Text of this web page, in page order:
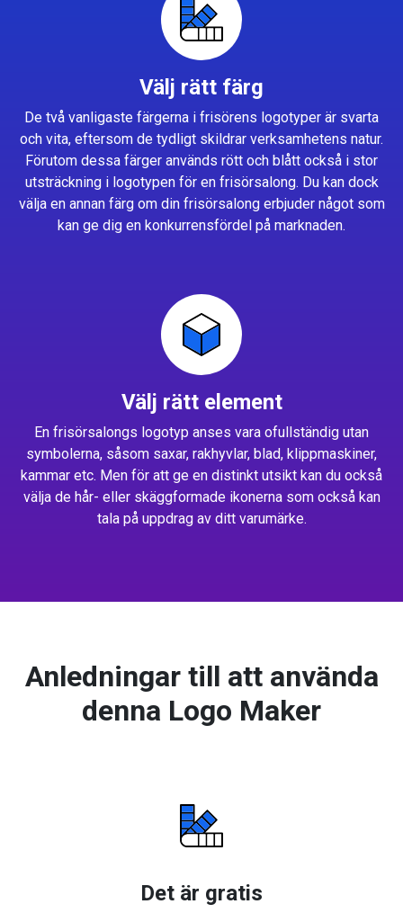
Välj rätt färg
De två vanligaste färgerna i frisörens logotyper är svarta
och vita, eftersom de tydligt skildrar verksamhetens natur.
Förutom dessa färger används rött och blått också i stor
utsträckning i logotypen för en frisörsalong. Du kan dock
välja en annan färg om din frisörsalong erbjuder något som
kan ge dig en konkurrensfördel på marknaden.
Välj rätt element
En frisörsalongs logotyp anses vara ofullständig utan
symbolerna, såsom saxar, rakhyvlar, blad, klippmaskiner,
kammar etc. Men för att ge en distinkt utsikt kan du också
välja de hår- eller skäggformade ikonerna som också kan
tala på uppdrag av ditt varumärke.
Anledningar till att använda
denna Logo Maker
Det är gratis